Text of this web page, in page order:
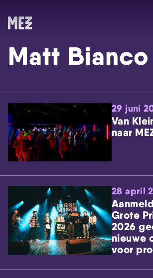
Skip navigatie
Matt Bianco
29 juni
Van
naar
28 april
Grote
2026
nieuwe
voor